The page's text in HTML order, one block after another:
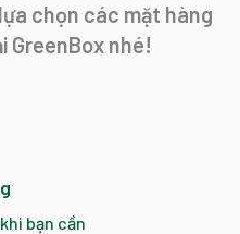
chọn các mặt hàng
GreenBox nhé!
bạn cần